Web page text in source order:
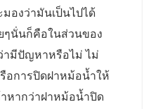
องว่ามันเป็นไปได้
ๆนั่นก็คือในส่วนของ
ามีปัญหาหรือไม่ ไม่
อการปิดฝาหม้อน้ำให้
หากว่าฝาหม้อน้ำปิด